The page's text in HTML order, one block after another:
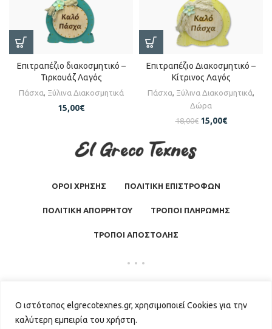
Ο ιστότοπος elgrecotexnes.gr, χρησιμοποιεί Cookies για την
καλύτερη εμπειρία του χρήστη.
Επιτραπέζιο διακοσμητικό –
Τιρκουάζ Λαγός
Πάσχα, Ξύλινα Διακοσμητικά
15,00€
Επιτραπέζιο Διακοσμητικό –
Κίτρινος Λαγός
Πάσχα, Ξύλινα Διακοσμητικά,
Δώρα
18,00€ 15,00€
ΟΡΟΙ ΧΡΗΣΗΣ ΠΟΛΙΤΙΚΗ ΕΠΙΣΤΡΟΦΩΝ
ΠΟΛΙΤΙΚΗ ΑΠΟΡΡΗΤΟΥ ΤΡΟΠΟΙ ΠΛΗΡΩΜΗΣ
ΤΡΟΠΟΙ ΑΠΟΣΤΟΛΗΣ
El Greco Texnes 2026 | Powered byGKISASGROUP